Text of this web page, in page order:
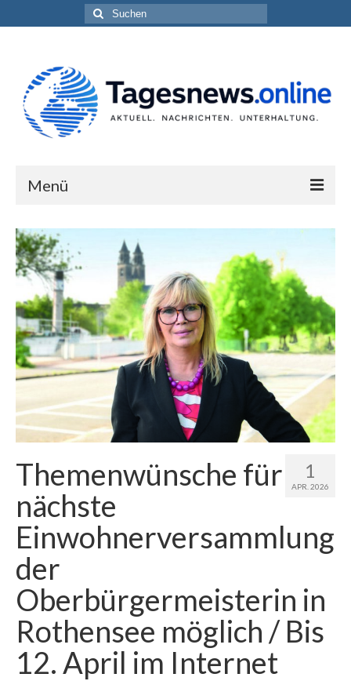
Suchen
nach:
Menü
Impressum
Datenschutzerklärung
1
APR. 2026
Themenwünsche für
nächste
Einwohnerversammlung
der
Oberbürgermeisterin in
Rothensee möglich / Bis
12. April im Internet